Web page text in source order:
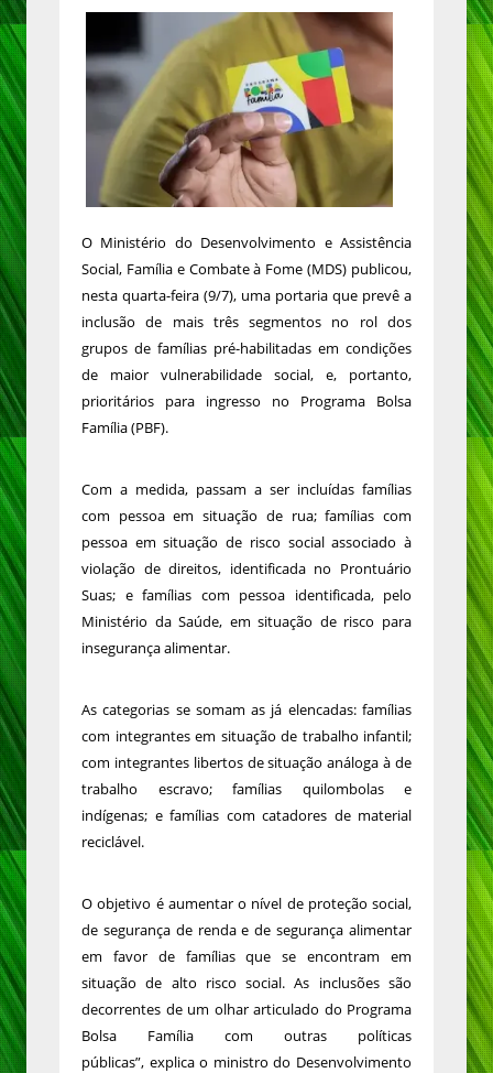
O Ministério do Desenvolvimento e Assistência
Social, Família e Combate à Fome (MDS) publicou,
nesta quarta-feira (9/7), uma portaria que prevê a
inclusão de mais três segmentos no rol dos
grupos de famílias pré-habilitadas em condições
de maior vulnerabilidade social, e, portanto,
prioritários para ingresso no Programa Bolsa
Família (PBF).
Com a medida, passam a ser incluídas famílias
com pessoa em situação de rua; famílias com
pessoa em situação de risco social associado à
violação de direitos, identificada no Prontuário
Suas; e famílias com pessoa identificada, pelo
Ministério da Saúde, em situação de risco para
insegurança alimentar.
As categorias se somam as já elencadas: famílias
com integrantes em situação de trabalho infantil;
com integrantes libertos de situação análoga à de
trabalho escravo; famílias quilombolas e
indígenas; e famílias com catadores de material
reciclável.
O objetivo é aumentar o nível de proteção social,
de segurança de renda e de segurança alimentar
em favor de famílias que se encontram em
situação de alto risco social. As inclusões são
decorrentes de um olhar articulado do Programa
Bolsa Família com outras políticas
públicas”, explica o ministro do Desenvolvimento